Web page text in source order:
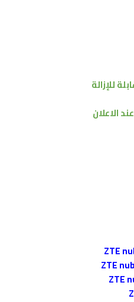
للإزالة
عند الاعلان